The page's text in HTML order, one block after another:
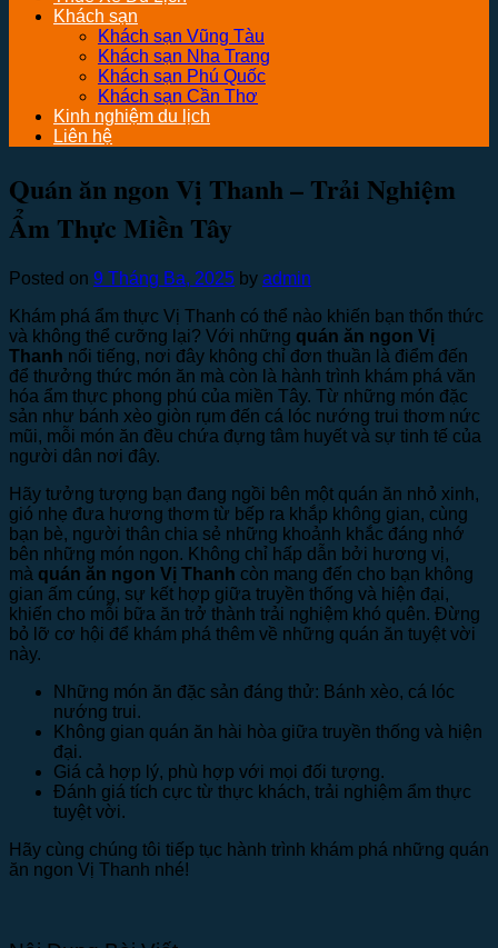
Khách sạn
Khách sạn Vũng Tàu
Khách sạn Nha Trang
Khách sạn Phú Quốc
Khách sạn Cần Thơ
Kinh nghiệm du lịch
Liên hệ
Quán ăn ngon Vị Thanh – Trải Nghiệm
Ẩm Thực Miền Tây
Posted on 9 Tháng Ba, 2025 by admin
Khám phá ẩm thực Vị Thanh có thể nào khiến bạn thổn thức
và không thể cưỡng lại? Với những quán ăn ngon Vị
Thanh nổi tiếng, nơi đây không chỉ đơn thuần là điểm đến
để thưởng thức món ăn mà còn là hành trình khám phá văn
hóa ẩm thực phong phú của miền Tây. Từ những món đặc
sản như bánh xèo giòn rụm đến cá lóc nướng trui thơm nức
mũi, mỗi món ăn đều chứa đựng tâm huyết và sự tinh tế của
người dân nơi đây.
Hãy tưởng tượng bạn đang ngồi bên một quán ăn nhỏ xinh,
gió nhẹ đưa hương thơm từ bếp ra khắp không gian, cùng
bạn bè, người thân chia sẻ những khoảnh khắc đáng nhớ
bên những món ngon. Không chỉ hấp dẫn bởi hương vị,
mà quán ăn ngon Vị Thanh còn mang đến cho bạn không
gian ấm cúng, sự kết hợp giữa truyền thống và hiện đại,
khiến cho mỗi bữa ăn trở thành trải nghiệm khó quên. Đừng
bỏ lỡ cơ hội để khám phá thêm về những quán ăn tuyệt vời
này.
Những món ăn đặc sản đáng thử: Bánh xèo, cá lóc
nướng trui.
Không gian quán ăn hài hòa giữa truyền thống và hiện
đại.
Giá cả hợp lý, phù hợp với mọi đối tượng.
Đánh giá tích cực từ thực khách, trải nghiệm ẩm thực
tuyệt vời.
Hãy cùng chúng tôi tiếp tục hành trình khám phá những quán
ăn ngon Vị Thanh nhé!